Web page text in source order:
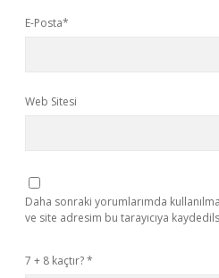
E-Posta*
Web Sitesi
Daha sonraki yorumlarımda
ve site adresim bu tarayıcıya
7 + 8 kaçtır?*